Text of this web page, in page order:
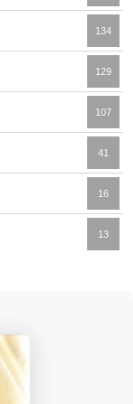
134
129
107
41
16
13